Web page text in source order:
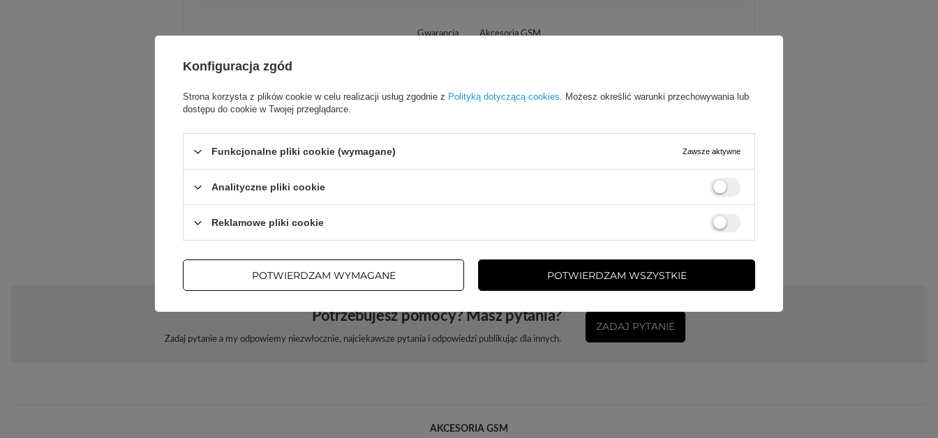
Gwarancja Akcesoria GSM
Kompatybilność - model urządzenia
Oppo Reno 5 K 5G
Opakowanie Pudełko
Potrzebujesz pomocy? Masz pytania?
Zadaj pytanie a my odpowiemy niezwłocznie, najciekawsze pytania i odpowiedzi publikując dla innych.
ZADAJ PYTANIE
AKCESORIA GSM
Konfiguracja zgód
Strona korzysta z plików cookie w celu realizacji usług zgodnie z Polityką dotyczącą cookies. Możesz określić warunki przechowywania lub
dostępu do cookie w Twojej przeglądarce.
Funkcjonalne pliki cookie (wymagane) Zawsze aktywne
Analityczne pliki cookie
Reklamowe pliki cookie
POTWIERDZAM WYMAGANE POTWIERDZAM WSZYSTKIE